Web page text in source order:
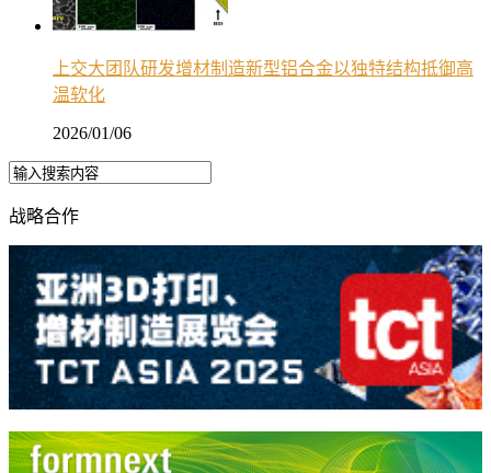
上交大团队研发增材制造新型铝合金以独特结构抵御高
温软化
2026/01/06
战略合作